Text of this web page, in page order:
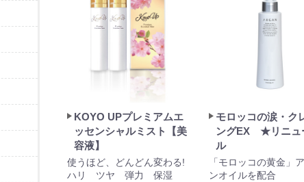
KOYO UPプレミアムエ
ッセンシャルミスト【美
容液】
使うほど、どんどん変わる!
ハリ ツヤ 弾力 保湿
モロッコの涙・ク
ングEX ★リニュ
ル
「モロッコの黄金」
ンオイルを配合